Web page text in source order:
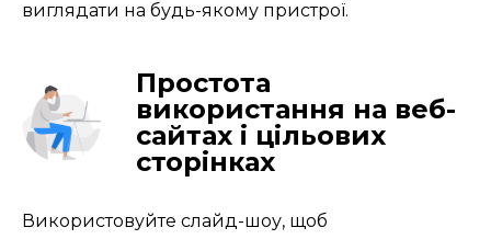
виглядати на будь-якому пристрої.
Простота
використання на веб-
сайтах і цільових
сторінках
Використовуйте слайд-шоу, щоб